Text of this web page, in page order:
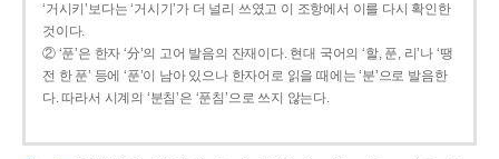
‘거시키’보다는 ‘거시기’가 더 널리 쓰였고 이 조항에서 이를 다시 확인한
것이다.
② ‘푼’은 한자 ‘分’의 고어 발음의 잔재이다. 현대 국어의 ‘할, 푼, 리’나 ‘땡
전 한 푼’ 등에 ‘푼’이 남아 있으나 한자어로 읽을 때에는 ‘분’으로 발음한
다. 따라서 시계의 ‘분침’은 ‘푼침’으로 쓰지 않는다.